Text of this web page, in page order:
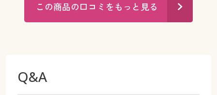
この商品の口コミをもっと見る
Q&A